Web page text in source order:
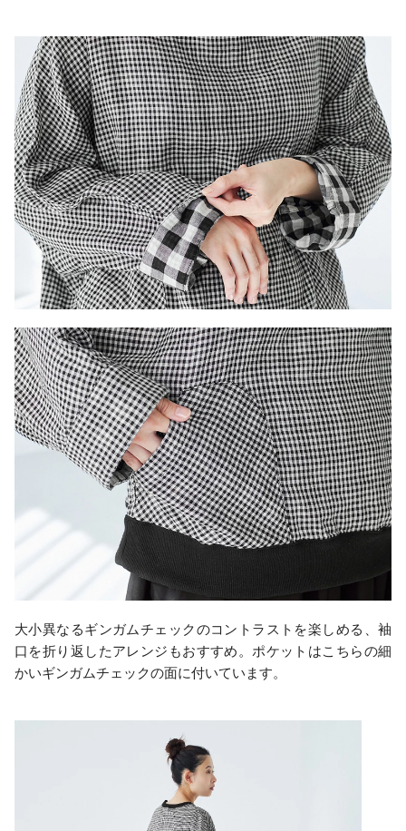
大小異なるギンガムチェックのコントラストを楽しめる、袖
口を折り返したアレンジもおすすめ。ポケットはこちらの細
かいギンガムチェックの面に付いています。